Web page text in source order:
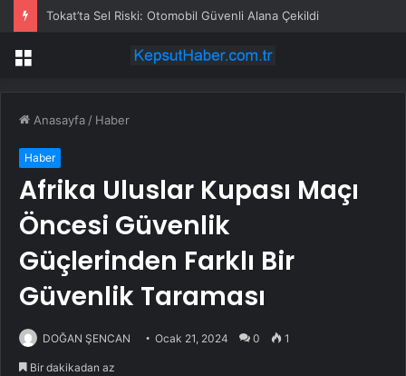
Tokat’ta Sel Riski: Otomobil Güvenli Alana Çekildi
Menü
Anasayfa / Haber
Haber
Afrika Uluslar Kupası Maçı
Öncesi Güvenlik
Güçlerinden Farklı Bir
Güvenlik Taraması
DOĞAN ŞENCAN Ocak 21, 2024 0 1
Bir dakikadan az